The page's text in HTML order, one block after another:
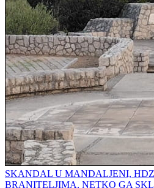
SKANDAL U MANDALJENI,
BRANITELJIMA, NETKO GA